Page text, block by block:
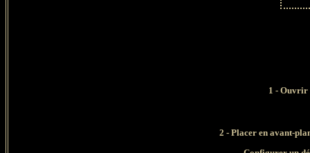
1 - Ouvrir
2 - Placer en avant-